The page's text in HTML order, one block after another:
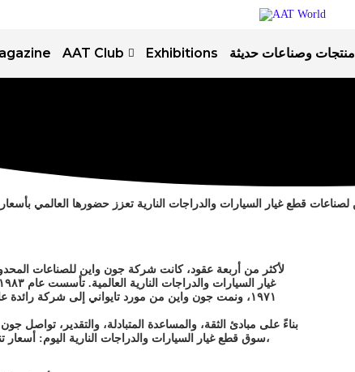
AAT Club Exhibitions منتجات وصناعات حديثة
لأكثر من أربعة عقود، كانت شركة جون واين للصناعات
غيار السيارات والدراجات النارية العالمية. تأسست عام ١٩٨٣، بدعم من مجموعة تأسست عام
١٩٧١، ونمت جون واين من مورد تايواني إلى شركة رائدة عالميًا، تخدم عملاء في أكثر من ٨٠
بناءً على مبادئ الثقة، والمساعدة المتبادلة، والتقدير، تواصل
سوق قطع غيار السيارات والدراجات النارية اليوم: أسعار تنافسية، جودة عالية، توصيل سريع،